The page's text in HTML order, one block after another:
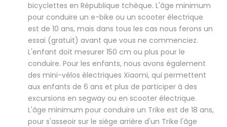
bicyclettes en République tchèque. L'âge minimum
pour conduire un e-bike ou un scooter électrique
est de 10 ans, mais dans tous les cas nous ferons un
essai (gratuit) avant que vous ne commenciez.
L'enfant doit mesurer 150 cm ou plus pour le
conduire. Pour les enfants, nous avons également
des mini-vélos électriques Xiaomi, qui permettent
aux enfants de 6 ans et plus de participer à des
excursions en segway ou en scooter électrique.
L'âge minimum pour conduire un Trike est de 18 ans,
pour s'asseoir sur le siège arrière d'un Trike l'âge